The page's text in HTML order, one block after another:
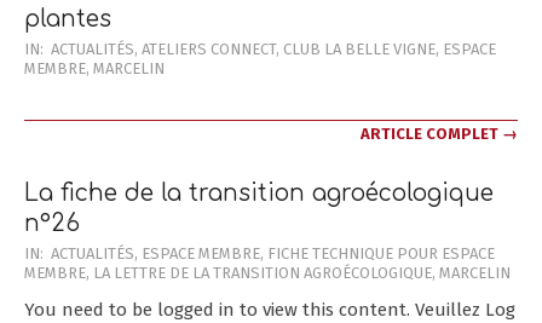
plantes
2025-
01-
IN: ACTUALITÉS, ATELIERS CONNECT, CLUB LA BELLE VIGNE, ESPACE
MEMBRE, MARCELIN
ARTICLE COMPLET →
La fiche de la transition agroécologique
n°26
2024-
12-
30
IN: ACTUALITÉS, ESPACE MEMBRE, FICHE TECHNIQUE POUR ESPACE
MEMBRE, LA LETTRE DE LA TRANSITION AGROÉCOLOGIQUE, MARCELIN
You need to be logged in to view this content. Veuillez Log